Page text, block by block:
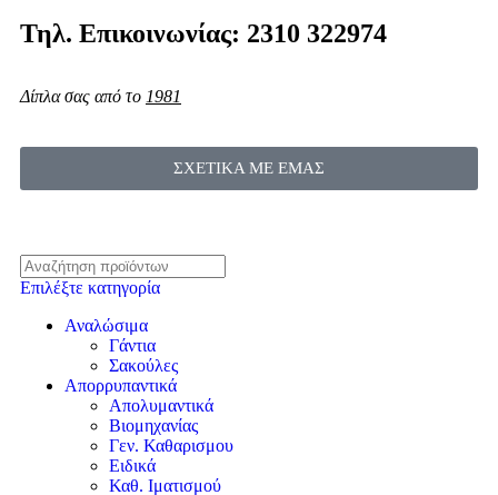
Τηλ. Επικοινωνίας: 2310 322974
Δίπλα σας από το 1981
ΣΧΕΤΙΚΑ ΜΕ ΕΜΑΣ
Επιλέξτε κατηγορία
Αναλώσιμα
Γάντια
Σακούλες
Απορρυπαντικά
Απολυμαντικά
Βιομηχανίας
Γεν. Καθαρισμου
Ειδικά
Καθ. Ιματισμού